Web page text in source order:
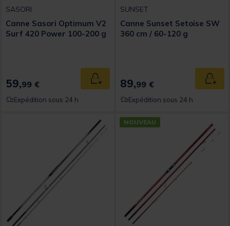
SASORI
Canne Sasori Optimum V2
Surf 420 Power 100-200 g
59,99 € Ajouter au panier
Expédition sous 24 h
SUNSET
Canne Sunset Setoise SW
360 cm / 60-120 g
89,99 €
Expédition sous 24 h
NOUVEAU